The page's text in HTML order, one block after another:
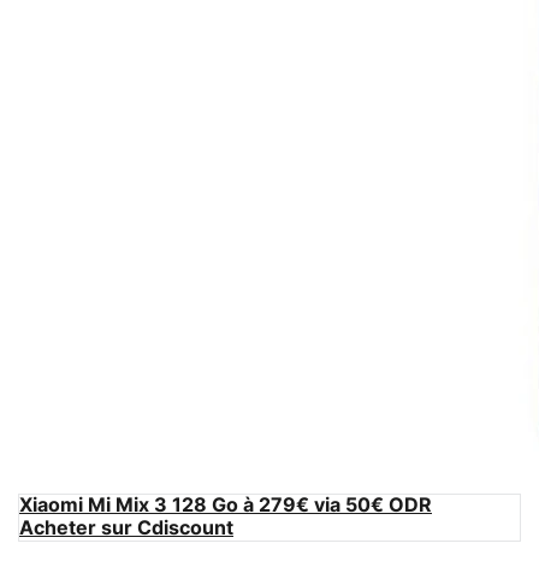
Xiaomi Mi Mix 3 128 Go à 279€ via 50€ ODR
Acheter sur Cdiscount